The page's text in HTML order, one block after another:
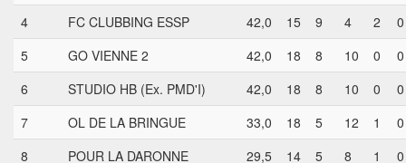
4
FC CLUBBING ESSP 42,0 15 9 4 2
0
5
GO VIENNE 2 42,0 18 8 10 0
0
6
STUDIO HB (Ex. PMD'I) 42,0 18 8 10 0
0
7
OL DE LA BRINGUE 33,0 18 5 12 1
0
8
POUR LA DARONNE 29,5 14 5 8 1
0